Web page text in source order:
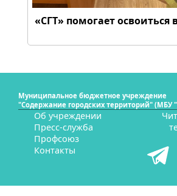
«СГТ» помогает освоиться
Муниципальное бюджетное учреждение
"Содержание городских территорий" (МБУ
Об учреждении
Пресс-служба
Профсоюз
Контакты